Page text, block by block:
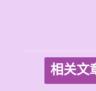
相关文